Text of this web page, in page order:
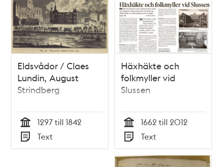
Eldsvådor / Claes
Lundin, August
Strindberg
Tid
1297 till 1842
Typ
Text
Häxhäkte och
folkmyller vid
Slussen
Tid
1662 till 2012
Typ
Text